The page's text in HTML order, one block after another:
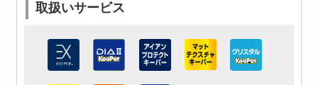
取扱いサービス